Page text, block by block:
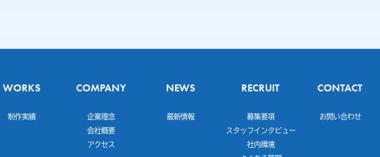
WORKS
制作実績
COMPANY
企業理念
会社概要
アクセス
NEWS
最新情報
RECRUIT
募集要項
スタッフインタビュー
社内環境
CONTACT
お問い合わせ